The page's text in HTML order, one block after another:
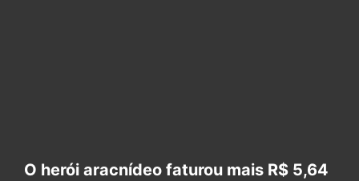
O herói aracnídeo faturou mais R$ 5,64